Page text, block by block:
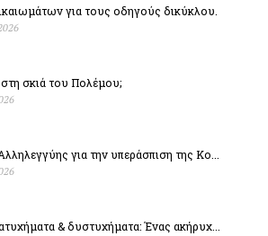
για τους οδηγούς δικύκλου.
σκιά του Πολέµου;
για την υπεράσπιση της Κο...
& δυστυχήµατα: Ένας ακήρυχ...